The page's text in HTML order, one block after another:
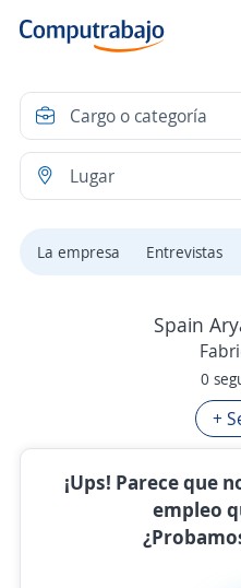
La empresa Entrevistas
Spain
0
+
¡Ups! Parece que
empleo